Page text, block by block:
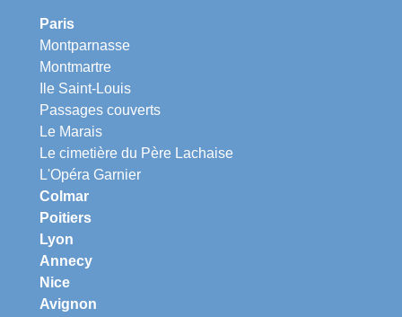
Paris
Montparnasse
Montmartre
Ile Saint-Louis
Passages couverts
Le Marais
Le cimetière du Père Lachaise
L'Opéra Garnier
Colmar
Poitiers
Lyon
Annecy
Nice
Avignon